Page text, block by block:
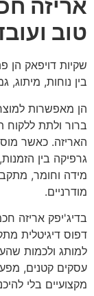
אריזה
טוב
שקיות דויפאק הן
בין נוחות, מיתוג,
הן מאפשרות
ברור ולתת
האריזה. כאשר
גרפיקה בין
מידה וחומר,
מודרניים.
בדיג'יפק אריזה
דפוס דיגיטלית
למותג ולכמות
עסקים קטנים,
מקצועיים בלי